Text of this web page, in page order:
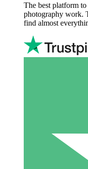
The best platform
photography work.
find almost